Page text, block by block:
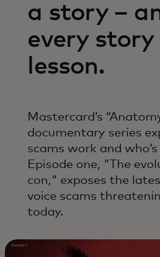
a story –
every story
lesson.
Mastercard’s
documentary series
scams work and
Episode one, "The
con," exposes the
voice scams
today.